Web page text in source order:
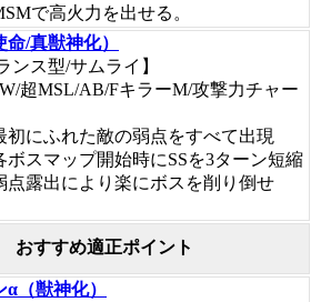
で高火力を出せる。
/真獣神化）
ンス型/サムライ】
超MSL/AB/FキラーM/攻撃力チャー
初にふれた敵の弱点をすべて出現
ボスマップ開始時にSSを3ターン短縮
点露出により楽にボスを削り倒せ
おすすめ適正ポイント
（獣神化）